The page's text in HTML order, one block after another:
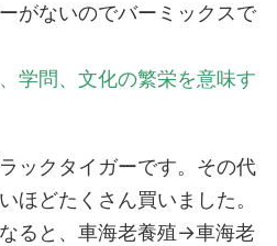
がないのでバーミックスで
学問、文化の繁栄を意味す
ックタイガーです。その代
ほどたくさん買いました。
ると、車海老養殖→車海老